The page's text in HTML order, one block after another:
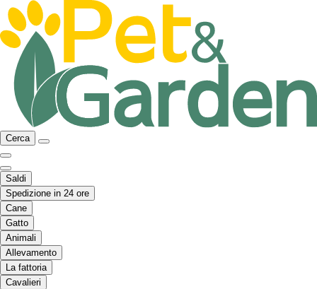
Cerca
Saldi
Spedizione in 24 ore
Cane
Gatto
Animali
Allevamento
La fattoria
Cavalieri